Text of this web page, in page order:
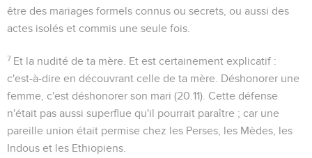
être des mariages formels connus ou secrets, ou aussi des
actes isolés et commis une seule fois.
7 Et la nudité de ta mère Et est certainement explicatif :
c'est-à-dire en découvrant celle de ta mère. Déshonorer une
femme, c'est déshonorer son mari (20.11). Cette défense
n'était pas aussi superflue qu'il pourrait paraître ; car une
pareille union était permise chez les Perses, les Mèdes, les
Indous et les Ethiopiens.